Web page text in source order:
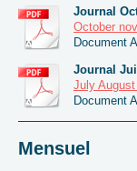
Journal
October
Document
Journal
July
Document
Mensuel